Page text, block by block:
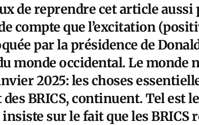
de reprendre cet article aussi
compte que l’excitation
par la présidence de
monde occidental. Le monde
2025: les choses
BRICS, continuent. Tel est
sur le fait que les BRICS